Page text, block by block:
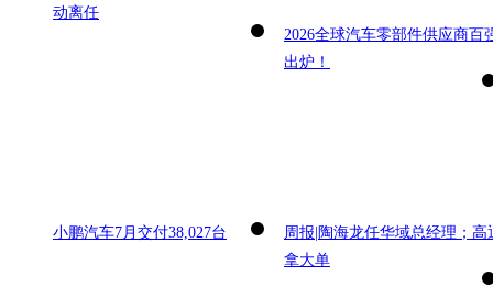
动离任
2026全球汽车零部件供应商百
出炉！
小鹏汽车7月交付38,027台
周报|陶海龙任华域总经理；高
拿大单